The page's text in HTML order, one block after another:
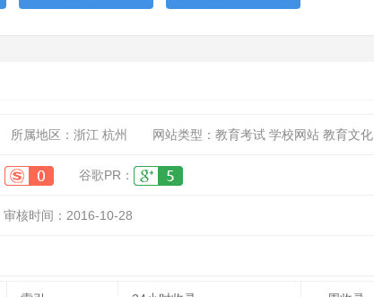
所属地区：浙江 杭州 网站类型：教育考试 学校网站 教育文化
谷歌PR：
审核时间： 2016-10-28